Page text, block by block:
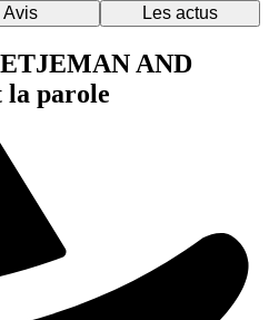
Avis Les actus
AND
la parole